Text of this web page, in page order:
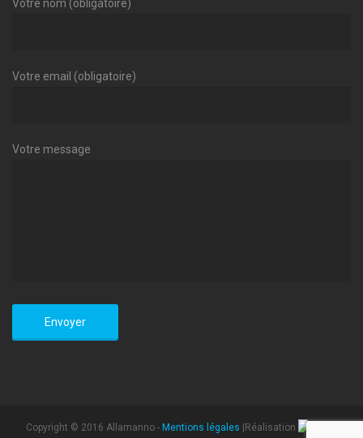
Votre nom (obligatoire)
Votre email (obligatoire)
Votre message
Copyright © 2016 Allamanno - Mentions légales |Réalisation